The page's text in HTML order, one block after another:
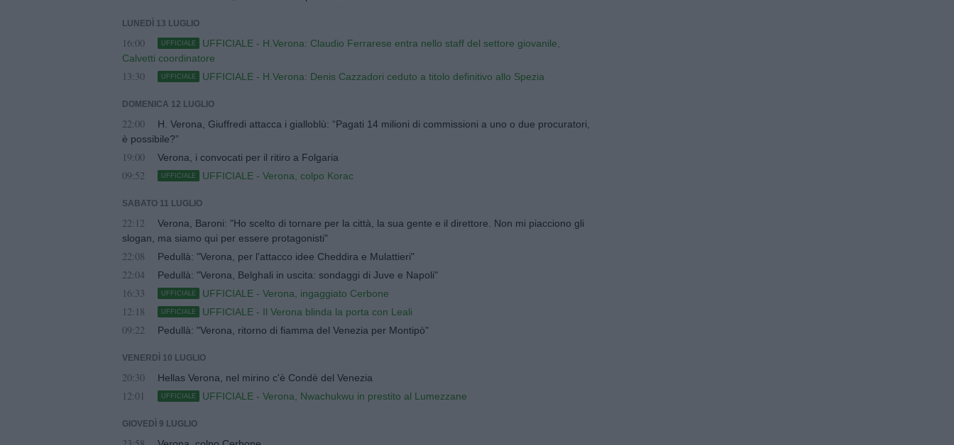
LUNEDÌ 13 LUGLIO
16:00 UFFICIALE
UFFICIALE - H.Verona: Claudio Ferrarese entra nello staff del settore giovanile,
Calvetti coordinatore
13:30 UFFICIALE UFFICIALE - H.Verona: Denis Cazzadori ceduto a titolo definitivo allo Spezia
DOMENICA 12 LUGLIO
22:00
H. Verona, Giuffredi attacca i gialloblù: “Pagati 14 milioni di commissioni a uno o due procuratori,
è possibile?”
19:00 Verona, i convocati per il ritiro a Folgaria
09:52 UFFICIALE UFFICIALE - Verona, colpo Korac
SABATO 11 LUGLIO
22:12
Verona, Baroni: "Ho scelto di tornare per la città, la sua gente e il direttore. Non mi piacciono gli
slogan, ma siamo qui per essere protagonisti"
22:08 Pedullà: "Verona, per l'attacco idee Cheddira e Mulattieri"
22:04 Pedullà: "Verona, Belghali in uscita: sondaggi di Juve e Napoli"
16:33 UFFICIALE UFFICIALE - Verona, ingaggiato Cerbone
12:18 UFFICIALE UFFICIALE - Il Verona blinda la porta con Leali
09:22 Pedullà: "Verona, ritorno di fiamma del Venezia per Montipò"
VENERDÌ 10 LUGLIO
20:30 Hellas Verona, nel mirino c'è Condè del Venezia
12:01 UFFICIALE UFFICIALE - Verona, Nwachukwu in prestito al Lumezzane
GIOVEDÌ 9 LUGLIO